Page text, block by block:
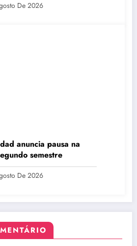
De 2026
anuncia pausa na
semestre
De 2026